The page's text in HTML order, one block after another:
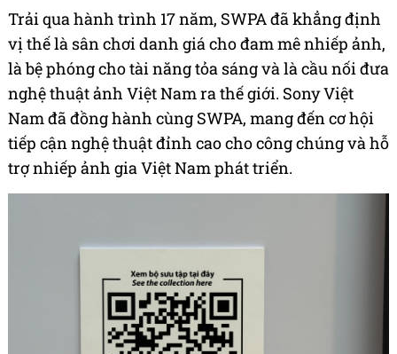
Trải qua hành trình 17 năm, SWPA đã khẳng định
vị thế là sân chơi danh giá cho đam mê nhiếp ảnh,
là bệ phóng cho tài năng tỏa sáng và là cầu nối đưa
nghệ thuật ảnh Việt Nam ra thế giới. Sony Việt
Nam đã đồng hành cùng SWPA, mang đến cơ hội
tiếp cận nghệ thuật đỉnh cao cho công chúng và hỗ
trợ nhiếp ảnh gia Việt Nam phát triển.